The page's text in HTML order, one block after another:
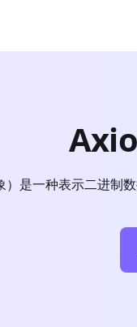
是一种表示二进制